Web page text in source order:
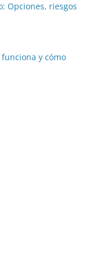
Opciones, riesgos
y cómo